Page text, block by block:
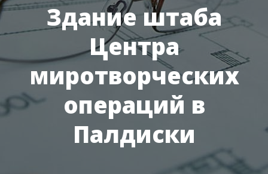
Здание штаба
Центра
миротворческих
операций в
Палдиски